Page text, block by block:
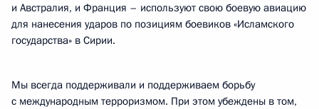
и Австралия, и Франция – используют свою боевую авиацию
для нанесения ударов по позициям боевиков «Исламского
государства» в Сирии.
Мы всегда поддерживали и поддерживаем борьбу
с международным терроризмом. При этом убеждены в том,